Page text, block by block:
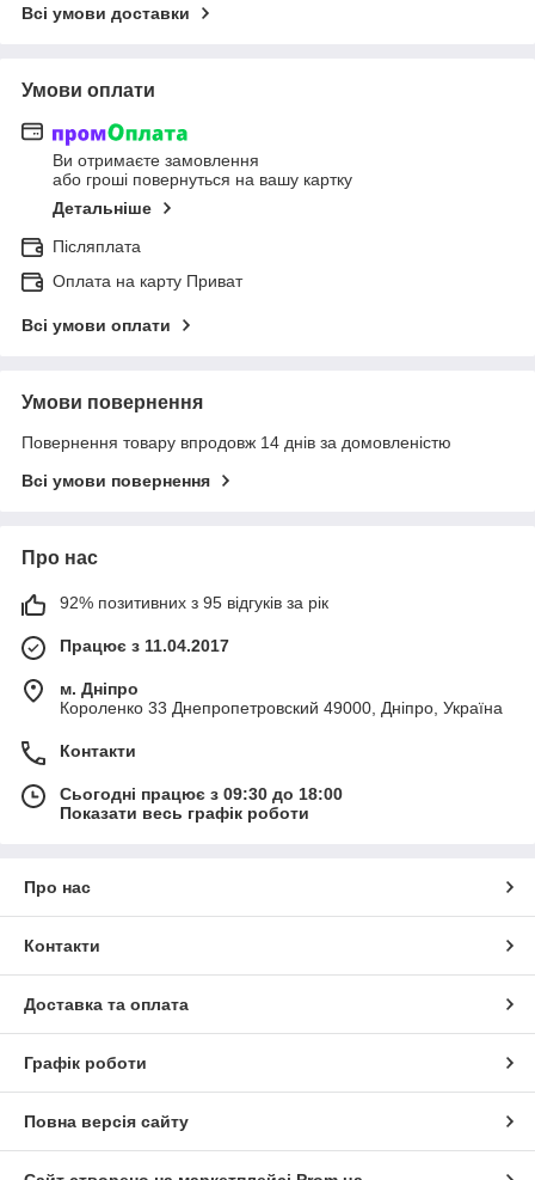
Всі умови доставки
Умови оплати
Ви отримаєте замовлення
або гроші повернуться на вашу картку
Детальніше
Післяплата
Оплата на карту Приват
Всі умови оплати
Умови повернення
Повернення товару впродовж 14 днів за домовленістю
Всі умови повернення
Про нас
92% позитивних з 95 відгуків за рік
Працює з 11.04.2017
м. Дніпро
Короленко 33 Днепропетровский 49000, Дніпро, Україна
Контакти
Сьогодні працює з 09:30 до 18:00
Показати весь графік роботи
Про нас
Контакти
Доставка та оплата
Графік роботи
Повна версія сайту